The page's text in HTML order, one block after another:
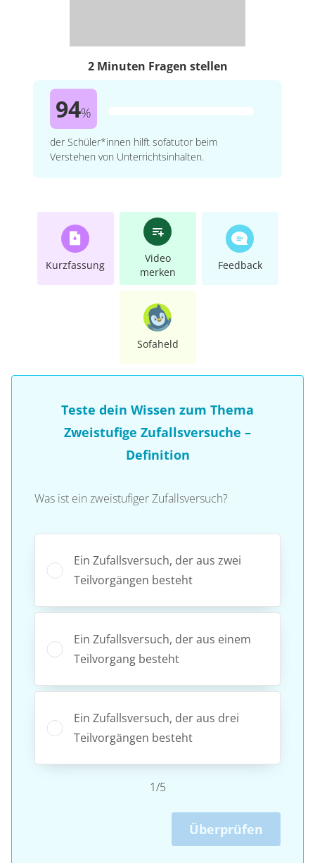
2 Minuten Fragen stellen
94%
der Schüler*innen hilft sofatutor beim
Verstehen von Unterrichtsinhalten.
Kurzfassung
Video
merken
Feedback
Sofaheld
Teste dein Wissen zum Thema
Zweistufige Zufallsversuche –
Definition
Was ist ein zweistufiger Zufallsversuch?
Ein Zufallsversuch, der aus zwei
Teilvorgängen besteht
Ein Zufallsversuch, der aus einem
Teilvorgang besteht
Ein Zufallsversuch, der aus drei
Teilvorgängen besteht
1/5
Überprüfen